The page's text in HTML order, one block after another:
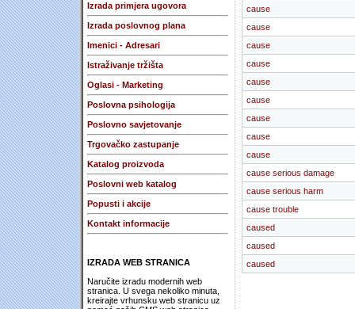
Izrada primjera ugovora
Izrada poslovnog plana
Imenici - Adresari
Istraživanje tržišta
Oglasi - Marketing
Poslovna psihologija
Poslovno savjetovanje
Trgovačko zastupanje
Katalog proizvoda
Poslovni web katalog
Popusti i akcije
Kontakt informacije
IZRADA WEB STRANICA
Naručite izradu modernih web
stranica. U svega nekoliko minuta,
kreirajte vrhunsku web stranicu uz
cause
cause
cause
cause
cause
cause
cause
cause
cause
cause serious damage
cause serious harm
cause trouble
caused
caused
caused